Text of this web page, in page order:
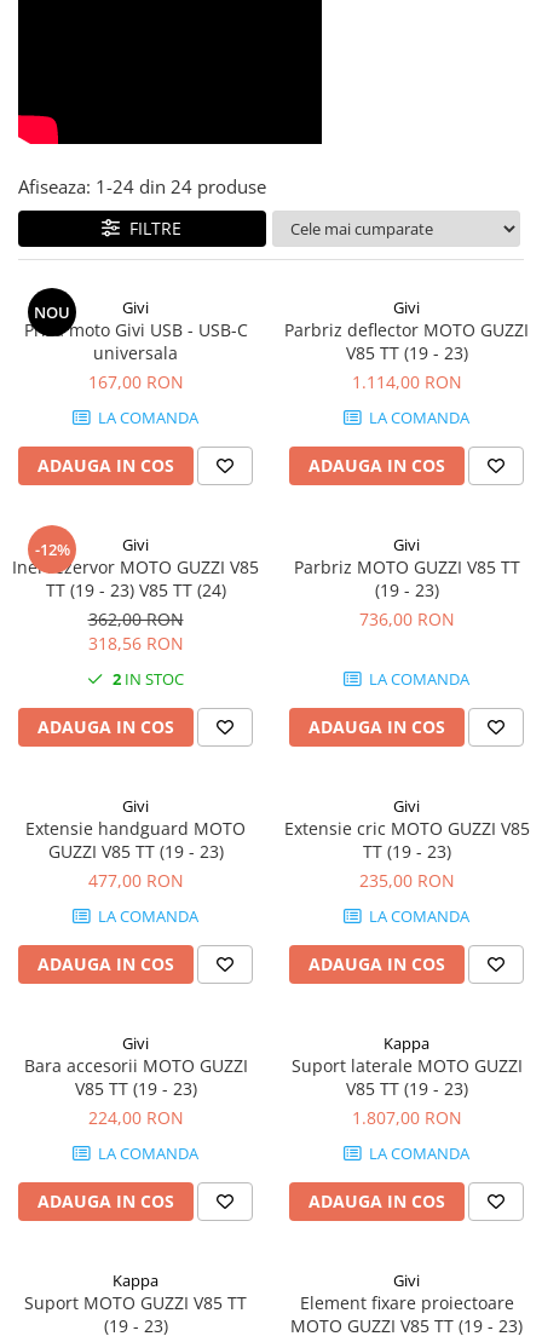
Afiseaza: 1-24 din 24 produse
FILTRE
NOU Givi
Priza moto Givi USB - USB-C
universala
167,00 RON
LA COMANDA
ADAUGA IN COS
Givi
Parbriz deflector MOTO GUZZI
V85 TT (19 - 23)
1.114,00 RON
LA COMANDA
ADAUGA IN COS
-12% Givi
Inel rezervor MOTO GUZZI V85
TT (19 - 23) V85 TT (24)
362,00 RON
318,56 RON
2 IN STOC
ADAUGA IN COS
Givi
Parbriz MOTO GUZZI V85 TT
(19 - 23)
736,00 RON
LA COMANDA
ADAUGA IN COS
Givi
Extensie handguard MOTO
GUZZI V85 TT (19 - 23)
477,00 RON
LA COMANDA
ADAUGA IN COS
Givi
Extensie cric MOTO GUZZI V85
TT (19 - 23)
235,00 RON
LA COMANDA
ADAUGA IN COS
Givi
Bara accesorii MOTO GUZZI
V85 TT (19 - 23)
224,00 RON
LA COMANDA
ADAUGA IN COS
Kappa
Suport laterale MOTO GUZZI
V85 TT (19 - 23)
1.807,00 RON
LA COMANDA
ADAUGA IN COS
Kappa
Suport MOTO GUZZI V85 TT
(19 - 23)
Givi
Element fixare proiectoare
MOTO GUZZI V85 TT (19 - 23)